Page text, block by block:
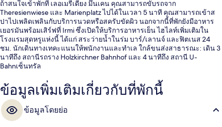
ถ้าสนใจเข้าพักที่ เลอเมรีเดียง มึนเคน คุณสามารถขับรถจาก
Theresienwiese และ Marienplatz ไปได้ในเวลา 5 นาที คุณสามารถเข้าส
ปาไปเพลิดเพลินกับบริการนวดหรือสครับขัดผิว นอกจากนี้ที่พักยังมีอาหาร
เยอรมันพร้อมเสิร์ฟที่ Irmi ซึ่งเปิดให้บริการอาหารเย็น ไฮไลท์เพิ่มเติมใน
โรงแรมสุดหรูแห่งนี้ ได้แก่ สระว่ายน้ำในร่ม บาร์/เลานจ์ และฟิตเนส 24
ชม. นักเดินทางเทคะแนนให้พนักงานและทำเล ใกล้ขนส่งสาธารณะ: เดิน 3
นาทีถึง สถานีรถราง Holzkirchner Bahnhof และ 4 นาทีถึง สถานี U-
Bahnเซ็นทรัล
ข้อมูลเพิ่มเติมเกี่ยวกับที่พักนี้
ข้อมูลโดยย่อ